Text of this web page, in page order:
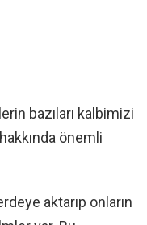
bazıları kalbimizi
önemli
aktarıp onların